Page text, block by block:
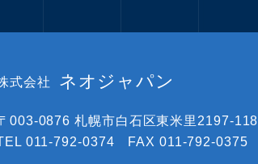
式会社 ネオジャパン
003-0876札幌市白石区東米里2197-118
011-792-0374 FAX 011-792-0375